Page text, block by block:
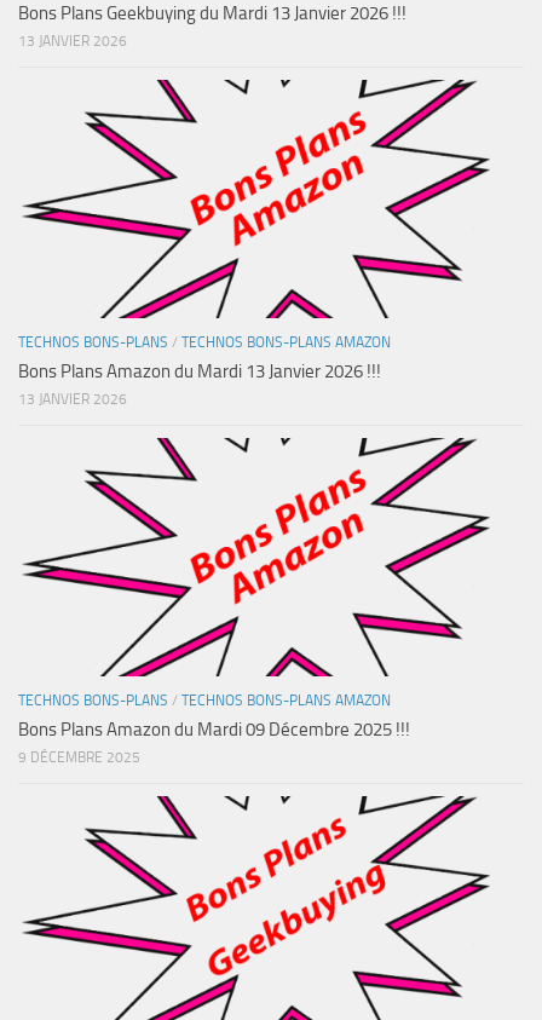
Bons Plans Geekbuying du Mardi 13 Janvier 2026 !!!
13 JANVIER 2026
TECHNOS BONS-PLANS / TECHNOS BONS-PLANS AMAZON
Bons Plans Amazon du Mardi 13 Janvier 2026 !!!
13 JANVIER 2026
TECHNOS BONS-PLANS / TECHNOS BONS-PLANS AMAZON
Bons Plans Amazon du Mardi 09 Décembre 2025 !!!
9 DÉCEMBRE 2025